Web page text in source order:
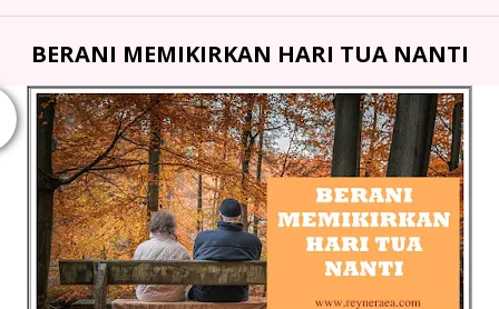
BERANI MEMIKIRKAN HARI TUA NANTI